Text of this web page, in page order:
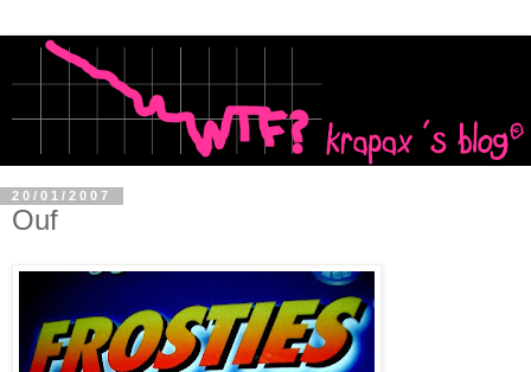
20/01/2007
Ouf